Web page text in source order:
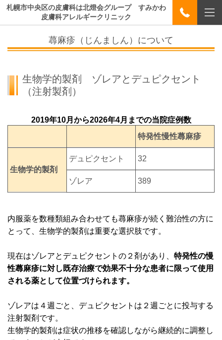
札幌市中央区の皮膚科は北燈会グループ すみかわ
皮膚科アレルギークリニック
蕁麻疹（じんましん）について
生物学的製剤 ゾレアとデュピクセント
（注射製剤）
2019年10月から2026年4月までの当院症例数
特発性慢性蕁麻疹
生物学的製剤
デュピクセント 32
ゾレア 389
内服薬を数種類組み合わせても蕁麻疹が続く難治性の方に
とって、生物学的製剤は重要な選択肢です。
現在はゾレアとデュピクセントの２剤があり、 特発性の慢
性蕁麻疹に対し既存治療で効果不十分な患者に限って使用
される薬として位置づけられます。
ゾレアは４週ごと、デュピクセントは２週ごとに投与する
注射製剤です。
生物学的製剤は症状の推移を確認しながら継続的に調整し